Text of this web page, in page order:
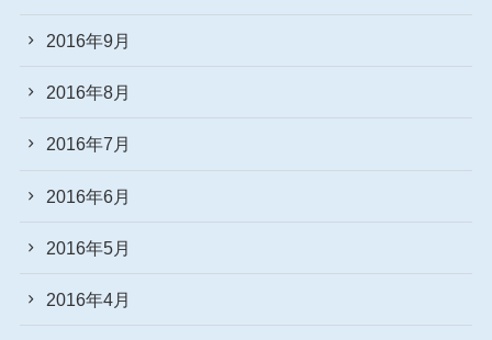
2016年9月
2016年8月
2016年7月
2016年6月
2016年5月
2016年4月